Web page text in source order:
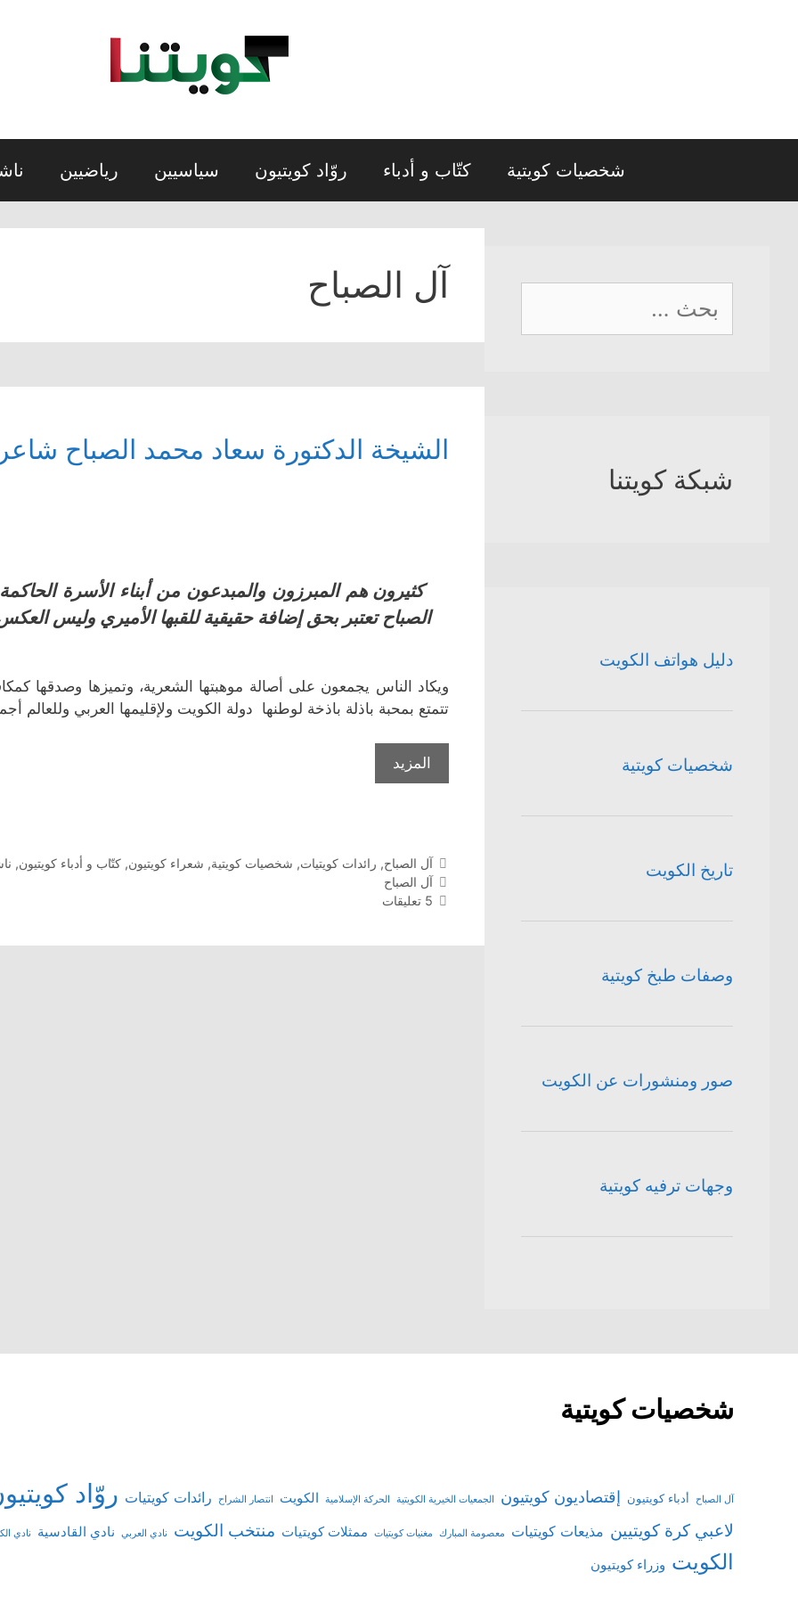
شخصيات كويتية كتّاب و أدباء روّاد كويتيون سياسيين رياضيين
آل الصباح
الشيخة الدكتورة سعاد محمد الصباح
كثيرون هم المبرزون والمبدعون من أبناء الأسرة
الصباح تعتبر بحق إضافة حقيقية للقبها الأميري وليس
ويكاد الناس يجمعون على أصالة موهبتها الشعرية، وتميزها وصدقها
تتمتع بمحبة باذلة باذخة لوطنها دولة الكويت ولإقليمها العربي وللعالم
المزيد
الدكتورة
شاعرة
الكويت
التصنيفات
آل الصباح, رائدات كويتيات, شخصيات كويتية, شعراء كويتيون, كتّاب و أدباء كويتيون,
الوسوم
آل الصباح
5 تعليقات
البحث
عن:
شبكة كويتنا
دليل هواتف الكويت
شخصيات كويتية
تاريخ الكويت
وصفات طبخ كويتية
صور ومنشورات عن الكويت
وجهات ترفيه كويتية
شخصيات كويتية
آل الصباح أدباء كويتيون إقتصاديون كويتيون الجمعيات الخيرية الكويتية الحركة الإسلامية الكويت انتصار الشراح رائدات كويتيات روّاد
لاعبي كرة كويتيين مذيعات كويتيات معصومة المبارك مغنيات كويتيات ممثلات كويتيات منتخب الكويت نادي العربي نادي القادسية نادي
الكويت وزراء كويتيون